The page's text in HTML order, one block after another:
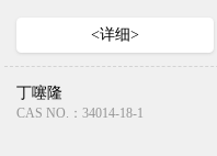
<详细>
丁噻隆
CAS NO.：34014-18-1